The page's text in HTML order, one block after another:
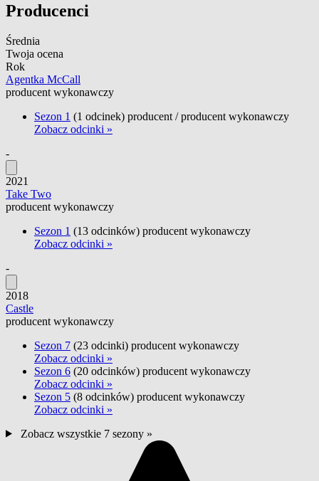
Producenci
Średnia
Twoja ocena
Rok
Agentka McCall
producent wykonawczy
Sezon 1 (1 odcinek) producent /producent wykonawczy
Zobacz odcinki »
-
2021
Take Two
producent wykonawczy
Sezon 1 (13 odcinków) producent wykonawczy
Zobacz odcinki »
-
2018
Castle
producent wykonawczy
Sezon 7 (23 odcinki) producent wykonawczy
Zobacz odcinki »
Sezon 6 (20 odcinków) producent wykonawczy
Zobacz odcinki »
Sezon 5 (8 odcinków) producent wykonawczy
Zobacz odcinki »
Zobacz wszystkie 7 sezony »